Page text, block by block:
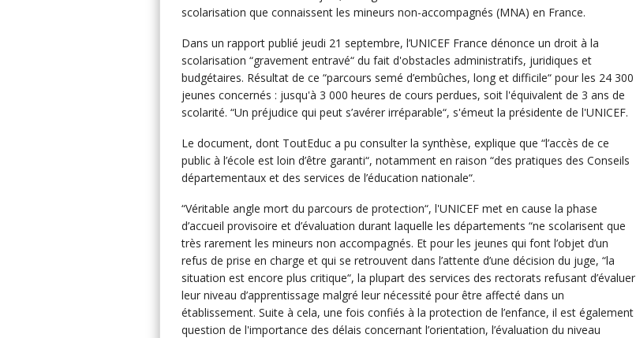
scolarisation que connaissent les mineurs non-accompagnés (MNA) en France.
Dans un rapport publié jeudi 21 septembre, l’UNICEF France dénonce un droit à la
scolarisation “gravement entravé“ du fait d'obstacles administratifs, juridiques et
budgétaires. Résultat de ce “parcours semé d’embûches, long et difficile“ pour les 24 300
jeunes concernés : jusqu'à 3 000 heures de cours perdues, soit l'équivalent de 3 ans de
scolarité. “Un préjudice qui peut s’avérer irréparable“, s'émeut la présidente de l'UNICEF.
Le document, dont ToutEduc a pu consulter la synthèse, explique que “l’accès de ce
public à l’école est loin d’être garanti“, notamment en raison “des pratiques des Conseils
départementaux et des services de l’éducation nationale“.
“Véritable angle mort du parcours de protection“, l'UNICEF met en cause la phase
d’accueil provisoire et d’évaluation durant laquelle les départements “ne scolarisent que
très rarement les mineurs non accompagnés. Et pour les jeunes qui font l’objet d’un
refus de prise en charge et qui se retrouvent dans l’attente d’une décision du juge, “la
situation est encore plus critique“, la plupart des services des rectorats refusant d’évaluer
leur niveau d’apprentissage malgré leur nécessité pour être affecté dans un
établissement. Suite à cela, une fois confiés à la protection de l’enfance, il est également
question de l'importance des délais concernant l’orientation, l’évaluation du niveau